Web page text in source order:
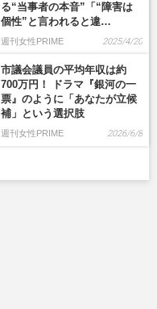
る“当事者の本音”「“障害は
個性”と言われると違…
週刊女性PRIME 2025/4/20
市議会議員の平均年収は約
700万円！ ドラマ『銀河の一
票』のように「あなたが立候
補」という選択肢
週刊女性PRIME 2026/6/8